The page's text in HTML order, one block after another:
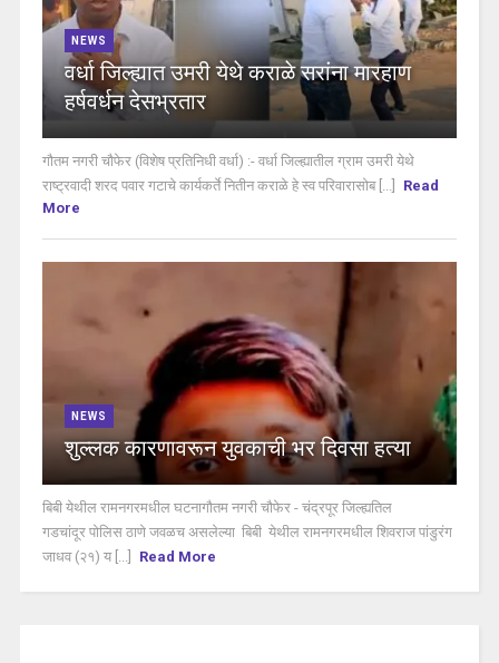
NEWS
वर्धा जिल्ह्यात उमरी येथे कराळे सरांना मारहाण
हर्षवर्धन देसभ्रतार
गौतम नगरी चौफेर (विशेष प्रतिनिधी वर्धा) :- वर्धा जिल्ह्यातील ग्राम उमरी येथे
राष्ट्रवादी शरद पवार गटाचे कार्यकर्ते नितीन कराळे हे स्व परिवारासोब [...]
Read
More
NEWS
शुल्लक कारणावरून युवकाची भर दिवसा हत्या
बिबी येथील रामनगरमधील घटनागौतम नगरी चौफेर - चंद्रपूर जिल्ह्यतिल
गडचांदूर पोलिस ठाणे जवळच असलेल्या बिबी येथील रामनगरमधील शिवराज पांडुरंग
जाधव (२१) य [...]
Read More